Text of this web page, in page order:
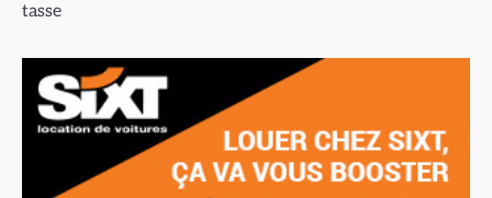
tasse